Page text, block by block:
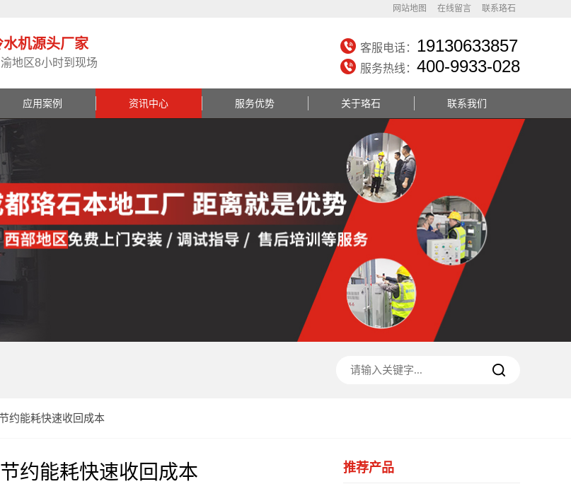
网站地图 在线留言 联系珞石
客服电话： 19130633857
服务热线： 400-9933-028
机源头厂家
地区8小时到现场
应用案例 资讯中心 服务优势 关于珞石 联系我们
约能耗快速收回成本
约能耗快速收回成本 推荐产品